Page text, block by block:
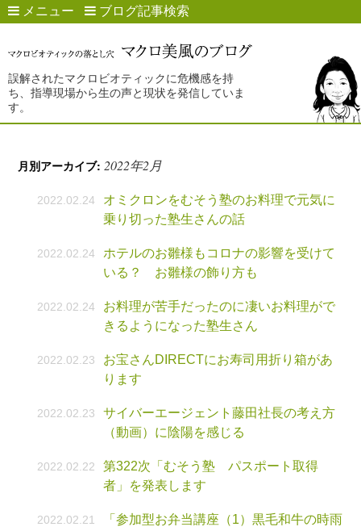
メニュー ブログ記事検索
誤解されたマクロビオティックに危機感を持
ち、指導現場から生の声と現状を発信していま
す。
月別アーカイブ:2022年2月
2022.02.24
オミクロンをむそう塾のお料理で元気に
乗り切った塾生さんの話
2022.02.24
ホテルのお雛様もコロナの影響を受けて
いる？ お雛様の飾り方も
2022.02.24
お料理が苦手だったのに凄いお料理がで
きるようになった塾生さん
2022.02.23
お宝さんDIRECTにお寿司用折り箱があ
ります
2022.02.23
サイバーエージェント藤田社長の考え方
（動画）に陰陽を感じる
2022.02.22
第322次「むそう塾 パスポート取得
者」を発表します
2022.02.21
「参加型お弁当講座（1）黒毛和牛の時雨